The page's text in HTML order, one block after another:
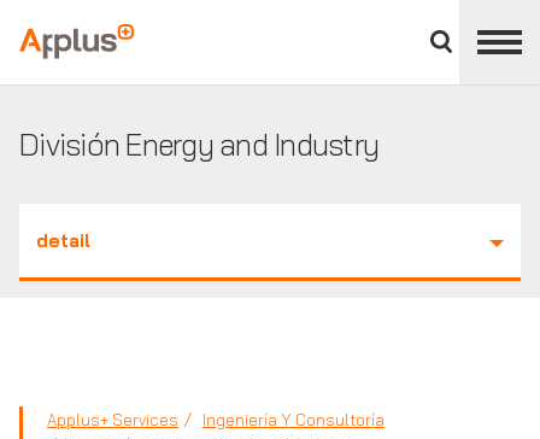
panel
Applus+
División Energy and Industry
detail
Applus+ Services
Ingeniería Y Consultoría